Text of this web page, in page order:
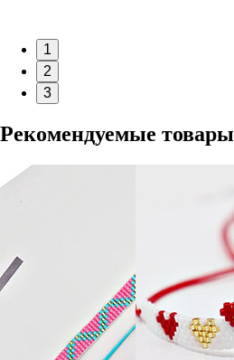
1
2
3
Рекомендуемые товары